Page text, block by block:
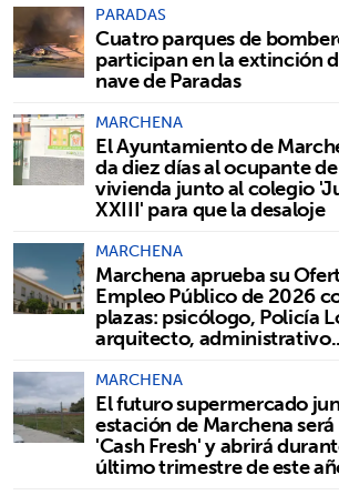
PARADAS
Cuatro parques de
participan en la extinción
nave de Paradas
MARCHENA
El Ayuntamiento de
da diez días al ocupante
vivienda junto al colegio
XXIII' para que la desaloje
MARCHENA
Marchena aprueba su
Empleo Público de 2026
plazas: psicólogo, Policía
arquitecto,
MARCHENA
El futuro supermercado
estación de Marchena
'Cash Fresh' y abrirá
último trimestre de este